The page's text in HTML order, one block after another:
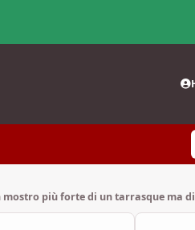
più forte di un tarrasque ma